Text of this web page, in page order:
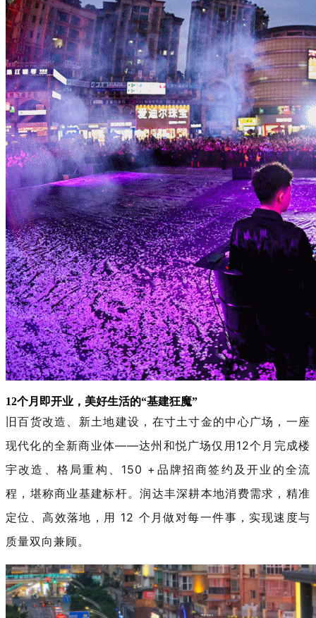
12个月即开业，美好生活的“基建狂魔”
旧百货改造、新土地建设，在寸土寸金的中心广场，一座
现代化的全新商业体——达州和悦广场仅用12个月完成楼
宇改造、格局重构、150 +品牌招商签约及开业的全流
程，堪称商业基建标杆。润达丰深耕本地消费需求，精准
定位、高效落地，用 12 个月做对每一件事，实现速度与
质量双向兼顾。